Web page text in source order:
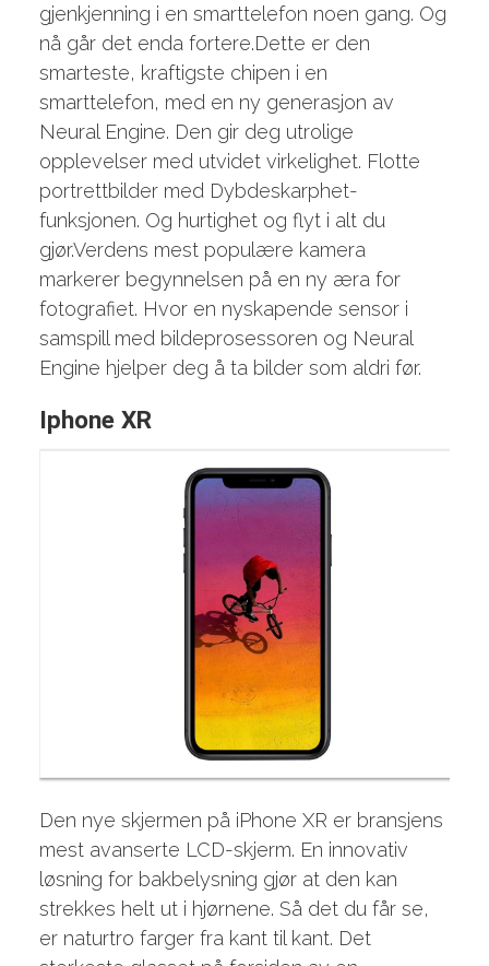
gjenkjenning i en smart­telefon noen gang. Og
nå går det enda fortere.Dette er den
smarteste, kraftigste chipen i en
smarttelefon, med en ny generasjon av
Neural Engine. Den gir deg utrolige
opplevelser med utvidet virkelighet. Flotte
portrett­bilder med Dybdeskarphet-
funksjonen. Og hurtighet og flyt i alt du
gjør.Verdens mest populære kamera
markerer begynnelsen på en ny æra for
fotografiet. Hvor en nyskapende sensor i
samspill med bilde­prosessoren og Neural
Engine hjelper deg å ta bilder som aldri før.
Iphone XR
Den nye skjermen på iPhone XR er bransjens
mest avanserte LCD-skjerm. En innovativ
løsning for bakbe­lysning gjør at den kan
strekkes helt ut i hjørnene. Så det du får se,
er naturtro farger fra kant til kant. Det